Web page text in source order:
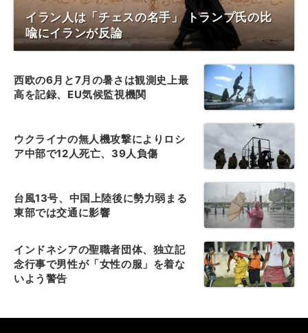
イラン人は「チェスの名手」 トランプ氏の比
喩にイランが反論
西欧の6月と7月の暑さは観測史上最
高を記録、EU気候監視機関
ウクライナの無人機攻撃によりロシ
ア中部で12人死亡、39人負傷
台風13号、中国上陸後に勢力弱まる
東部では交通に影響
インドネシアの聖職者団体、独立記
念行事で男性が「女性の服」を着な
いよう警告